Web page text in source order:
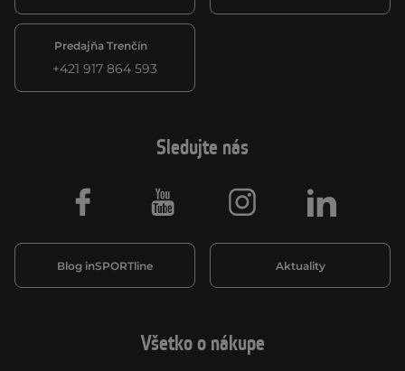
Predajňa Trenčín
+421 917 864 593
Všetko o nákupe
Sledujte nás
Blog inSPORTline Aktuality
Facebook Youtube Instagram LinkedIn